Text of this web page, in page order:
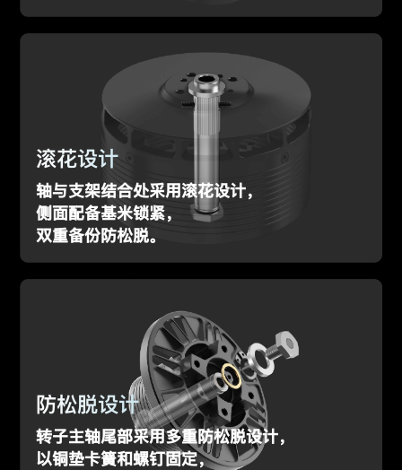
滚花设计
轴与支架结合处采用滚花设计，
侧面配备基米锁紧，
双重备份防松脱。
防松脱设计
转子主轴尾部采用多重防松脱设计，
以铜垫卡簧和螺钉固定，